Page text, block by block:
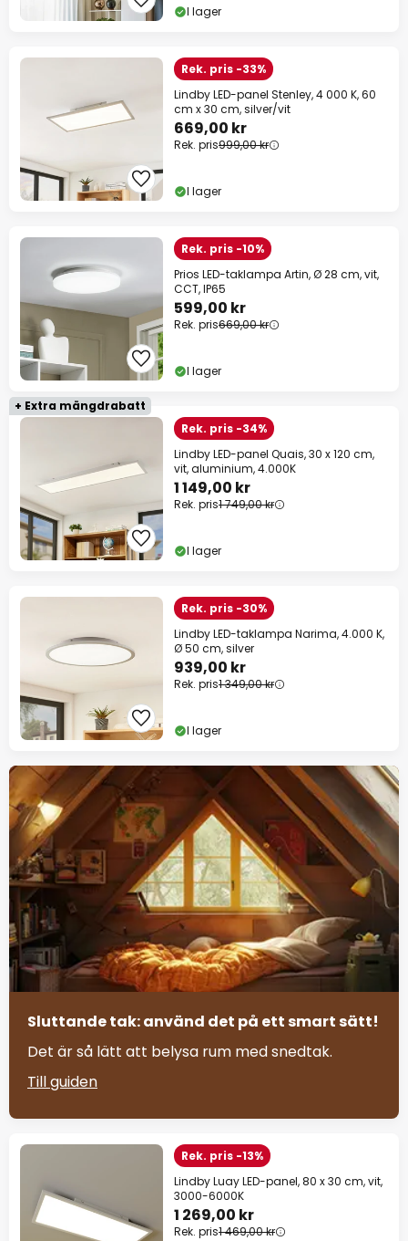
I lager
Rek. pris -33%
Lindby LED-panel Stenley, 4 000 K, 60
cm x 30 cm, silver/vit
669,00 kr
Rek. pris999,00 kr
I lager
Rek. pris -10%
Prios LED-taklampa Artin, Ø 28 cm, vit,
CCT, IP65
599,00 kr
Rek. pris669,00 kr
I lager
+ Extra mängdrabatt
Rek. pris -34%
Lindby LED-panel Quais, 30 x 120 cm,
vit, aluminium, 4.000K
1 149,00 kr
Rek. pris1 749,00 kr
I lager
Rek. pris -30%
Lindby LED-taklampa Narima, 4.000 K,
Ø 50 cm, silver
939,00 kr
Rek. pris1 349,00 kr
I lager
Sluttande tak: använd det på ett smart sätt!
Det är så lätt att belysa rum med snedtak.
Till guiden
Rek. pris -13%
Lindby Luay LED-panel, 80 x 30 cm, vit,
3000-6000K
1 269,00 kr
Rek. pris1 469,00 kr